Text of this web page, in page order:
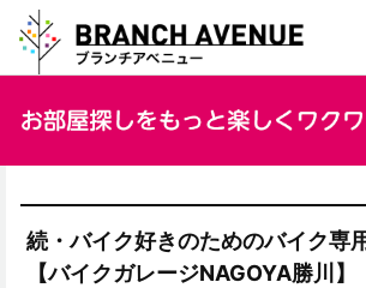
続・バイク好きのためのバイク専
【バイクガレージNAGOYA勝川】